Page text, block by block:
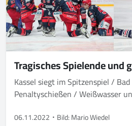
Tragisches Spielende und
Kassel siegt im Spitzenspiel /
Penaltyschießen / Weißwasser
06.11.2022 Bild: Mario Wiedel